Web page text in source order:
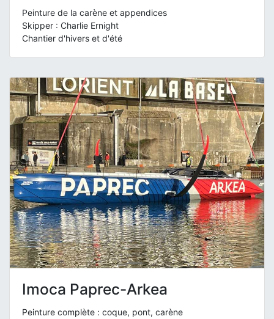
Peinture de la carène et appendices
Skipper : Charlie Ernight
Chantier d'hivers et d'été
Imoca Paprec-Arkea
Peinture complète : coque, pont, carène